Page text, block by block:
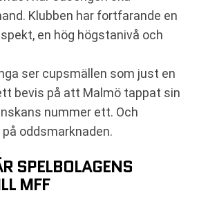
Klubben har fortfarande en
en hög högstanivå och
ser cupsmällen som just en
bevis på att Malmö tappat sin
nummer ett. Och
oddsmarknaden.
SPELBOLAGENS
MFF